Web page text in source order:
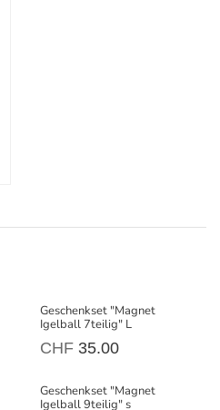
Geschenkset "Magnet
Igelball 7teilig" L
CHF 35.00
Geschenkset "Magnet
Igelball 9teilig" s